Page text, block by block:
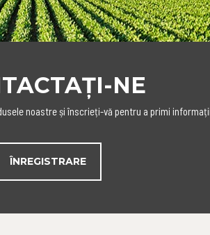
NE
noastre și înscrieți-vă pentru a primi
ÎNREGISTRARE